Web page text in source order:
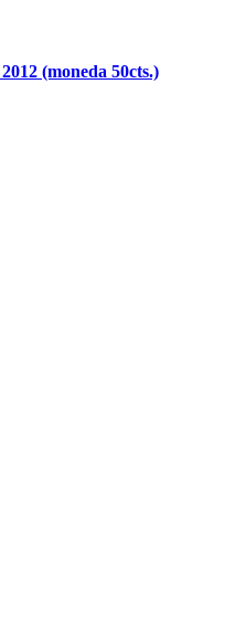
(moneda 50cts.)